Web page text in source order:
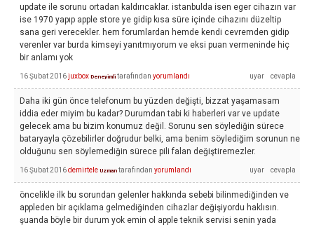
update ile sorunu ortadan kaldırıcaklar. istanbulda isen eger cihazın var
ise 1970 yapıp apple store ye gidip kısa süre içinde cihazını düzeltip
sana geri verecekler. hem forumlardan hemde kendi cevremden gidip
verenler var burda kimseyi yanıtmıyorum ve eksi puan vermeninde hiç
bir anlamı yok
16 Şubat 2016juxbox Deneyimli tarafından yorumlandı
Daha iki gün önce telefonum bu yüzden değişti, bizzat yaşamasam
iddia eder miyim bu kadar? Durumdan tabi ki haberleri var ve update
gelecek ama bu bizim konumuz değil. Sorunu sen söylediğin sürece
bataryayla çözebilirler doğrudur belki, ama benim söylediğim sorunun ne
olduğunu sen söylemediğin sürece pili falan değiştiremezler.
16 Şubat 2016demirtele Uzman tarafından yorumlandı
öncelikle ilk bu sorundan gelenler hakkında sebebi bilinmediğinden ve
appleden bir açıklama gelmediğinden cihazlar değişiyordu haklısın.
şuanda böyle bir durum yok emin ol apple teknik servisi senin yada